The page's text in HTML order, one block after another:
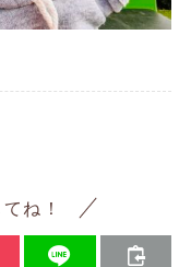
ね！